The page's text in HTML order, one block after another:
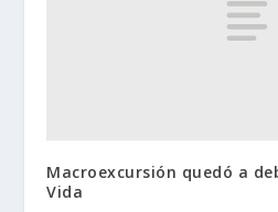
Macroexcursión quedó a
Vida